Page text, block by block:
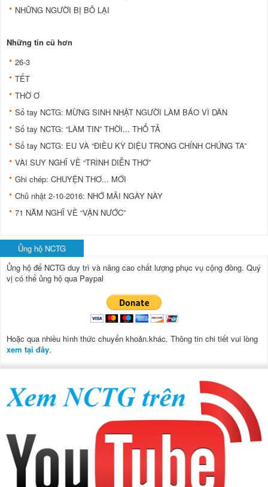
NHỮNG NGƯỜI BỊ BỎ LẠI
Những tin cũ hơn
26-3
TẾT
THỜ Ơ
Sổ tay NCTG: MỪNG SINH NHẬT NGƯỜI LÀM BÁO VÌ DÂN
Sổ tay NCTG: “LÀM TIN” THỜI... THỔ TẢ
Sổ tay NCTG: EU VÀ “ĐIỀU KỲ DIỆU TRONG CHÍNH CHÚNG TA”
VÀI SUY NGHĨ VỀ “TRÌNH DIỄN THƠ”
Ghi chép: CHUYỆN THƠ... MỚI
Chủ nhật 2-10-2016: NHỚ MÃI NGÀY NÀY
71 NĂM NGHĨ VỀ “VẬN NƯỚC”
Ủng hộ NCTG
Ủng hộ để NCTG duy trì và nâng cao chất lượng phục vụ cộng đồng. Quý
vị có thể ủng hộ qua Paypal
Hoặc qua nhiều hình thức chuyển khoản.khác. Thông tin chi tiết vui lòng
xem tại đây.